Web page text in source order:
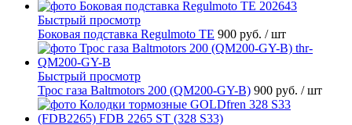
Быстрый просмотр
Боковая подставка Regulmoto TE 900 руб. / шт
Быстрый просмотр
Трос газа Baltmotors 200 (QM200-GY-B) 900 руб. / шт